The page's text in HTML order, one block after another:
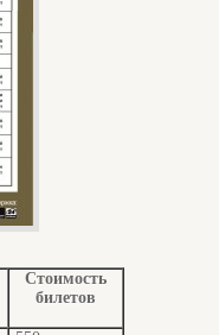
Стоимость
билетов